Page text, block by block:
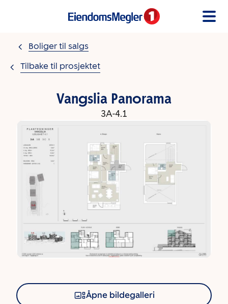
Boliger til salgs
Tilbake til prosjektet
Vangslia Panorama
3A-4.1
Åpne bildegalleri